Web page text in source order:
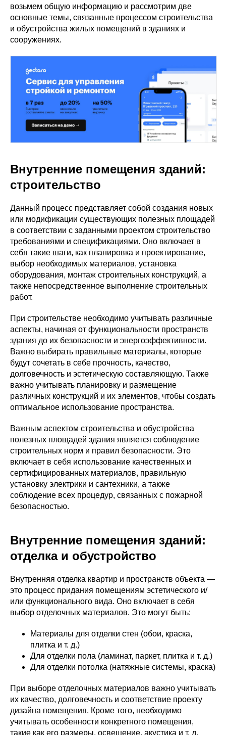
возьмем общую информацию и рассмотрим две
основные темы, связанные процессом строительства
и обустройства жилых помещений в зданиях и
сооружениях.
Внутренние помещения зданий:
строительство
Данный процесс представляет собой создания новых
или модификации существующих полезных площадей
в соответствии с заданными проектом строительство
требованиями и спецификациями. Оно включает в
себя такие шаги, как планировка и проектирование,
выбор необходимых материалов, установка
оборудования, монтаж строительных конструкций, а
также непосредственное выполнение строительных
работ.
При строительстве необходимо учитывать различные
аспекты, начиная от функциональности пространств
здания до их безопасности и энергоэффективности.
Важно выбирать правильные материалы, которые
будут сочетать в себе прочность, качество,
долговечность и эстетическую составляющую. Также
важно учитывать планировку и размещение
различных конструкций и их элементов, чтобы создать
оптимальное использование пространства.
Важным аспектом строительства и обустройства
полезных площадей здания является соблюдение
строительных норм и правил безопасности. Это
включает в себя использование качественных и
сертифицированных материалов, правильную
установку электрики и сантехники, а также
соблюдение всех процедур, связанных с пожарной
безопасностью.
Внутренние помещения зданий:
отделка и обустройство
Внутренняя отделка квартир и пространств объекта —
это процесс придания помещениям эстетического и/
или функционального вида. Оно включает в себя
выбор отделочных материалов. Это могут быть:
Материалы для отделки стен (обои, краска,
плитка и т. д.)
Для отделки пола (ламинат, паркет, плитка и т. д.)
Для отделки потолка (натяжные системы, краска)
При выборе отделочных материалов важно учитывать
их качество, долговечность и соответствие проекту
дизайна помещения. Кроме того, необходимо
учитывать особенности конкретного помещения,
такие как его размеры, освещение, акустика и т. д.